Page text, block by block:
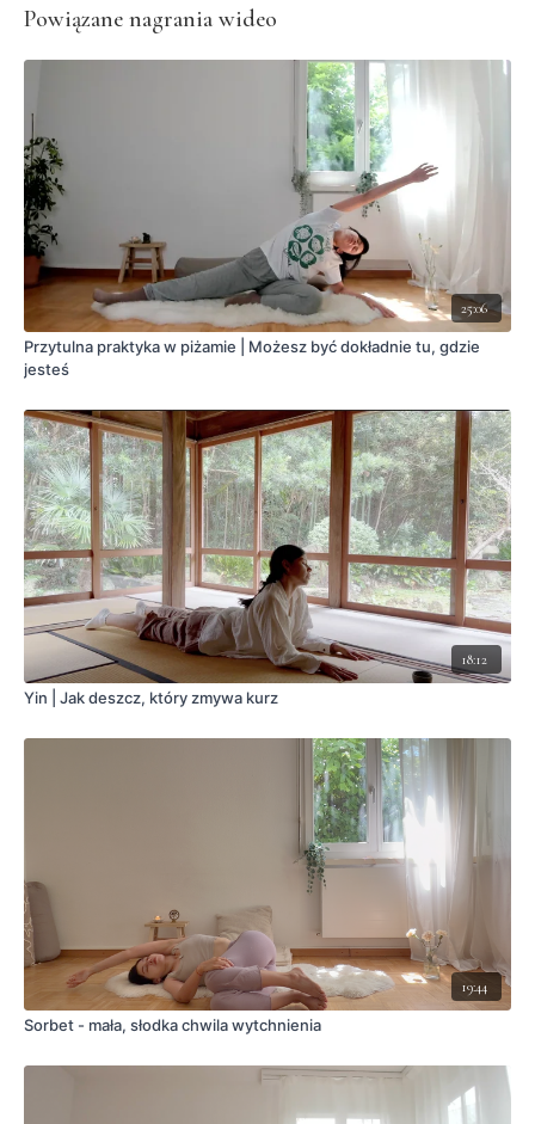
Powiązane nagrania wideo
25:06
Przytulna praktyka w piżamie | Możesz być dokładnie tu, gdzie
jesteś
18:12
Yin | Jak deszcz, który zmywa kurz
19:44
Sorbet - mała, słodka chwila wytchnienia